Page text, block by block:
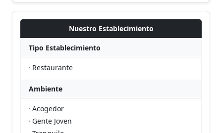
Nuestro Establecimiento
Tipo Establecimiento
· Restaurante
Ambiente
· Acogedor
· Gente Joven